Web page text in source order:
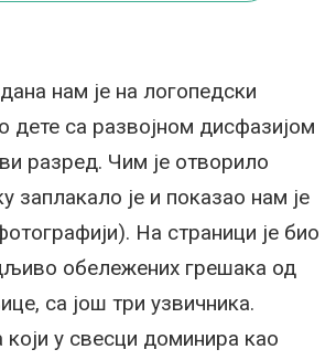
нам је на логопедски
дете са развојном дисфазијом
разред. Чим је отворило
заплакало је и показао нам је
На страници је био
обележених грешака од
са још три узвичника.
у свесци доминира као